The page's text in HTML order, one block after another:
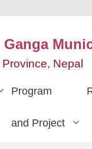
Ganga
Province, Nepal
Program
and Project